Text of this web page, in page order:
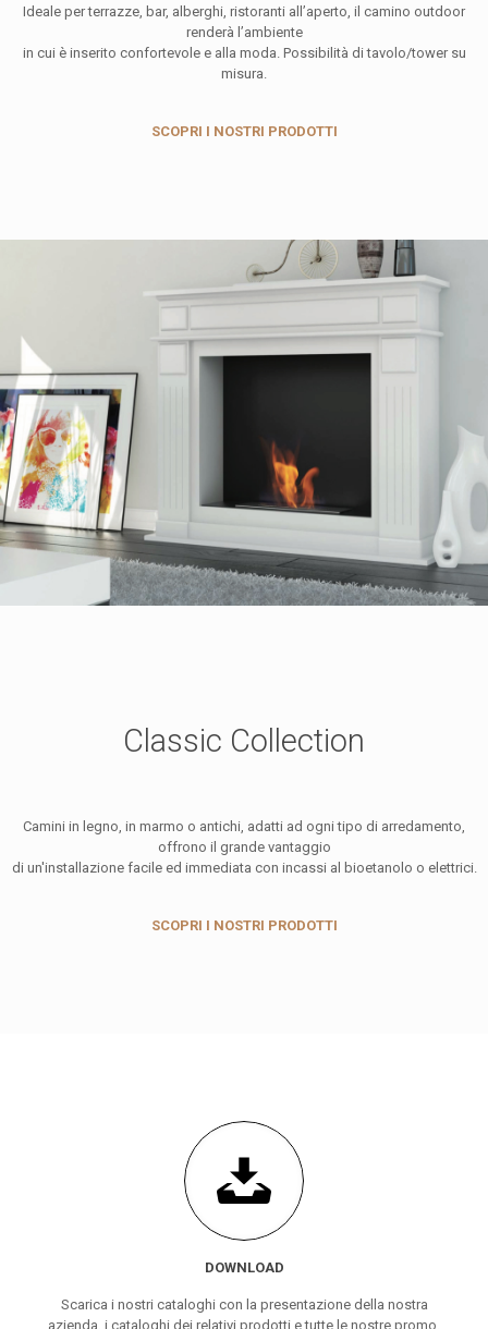
Ideale per terrazze, bar, alberghi, ristoranti all’aperto, il camino outdoor
renderà l’ambiente
in cui è inserito confortevole e alla moda. Possibilità di tavolo/tower su
misura.
SCOPRI I NOSTRI PRODOTTI
Classic Collection
Camini in legno, in marmo o antichi, adatti ad ogni tipo di arredamento,
offrono il grande vantaggio
di un'installazione facile ed immediata con incassi al bioetanolo o elettrici.
SCOPRI I NOSTRI PRODOTTI
DOWNLOAD
Scarica i nostri cataloghi con la presentazione della nostra
azienda, i cataloghi dei relativi prodotti e tutte le nostre promo.